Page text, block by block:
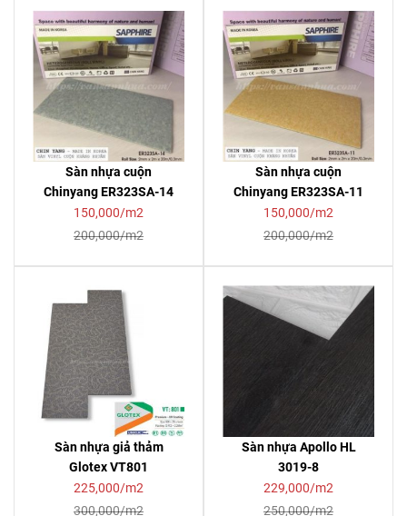
Sàn nhựa cuộn
Chinyang ER323SA-14
150,000/m2
200,000/m2
Sàn nhựa cuộn
Chinyang ER323SA-11
150,000/m2
200,000/m2
Sàn nhựa giả thảm
Glotex VT801
225,000/m2
300,000/m2
Sàn nhựa Apollo HL
3019-8
229,000/m2
250,000/m2